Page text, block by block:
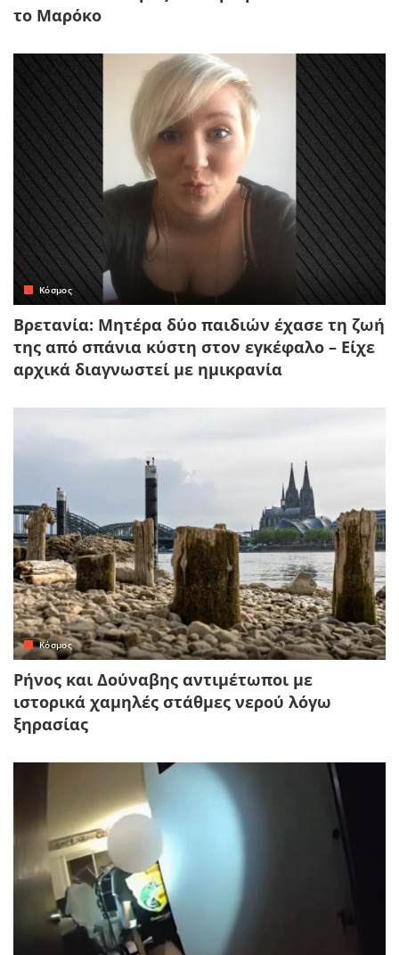
το Μαρόκο
Κόσμος
Βρετανία: Μητέρα δύο παιδιών έχασε τη ζωή
της από σπάνια κύστη στον εγκέφαλο – Είχε
αρχικά διαγνωστεί με ημικρανία
Κόσμος
Ρήνος και Δούναβης αντιμέτωποι με
ιστορικά χαμηλές στάθμες νερού λόγω
ξηρασίας